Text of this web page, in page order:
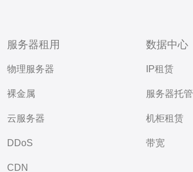
服务器租用
物理服务器
裸金属
云服务器
DDoS
CDN
数据中心
IP租赁
服务器托管
机柜租赁
带宽